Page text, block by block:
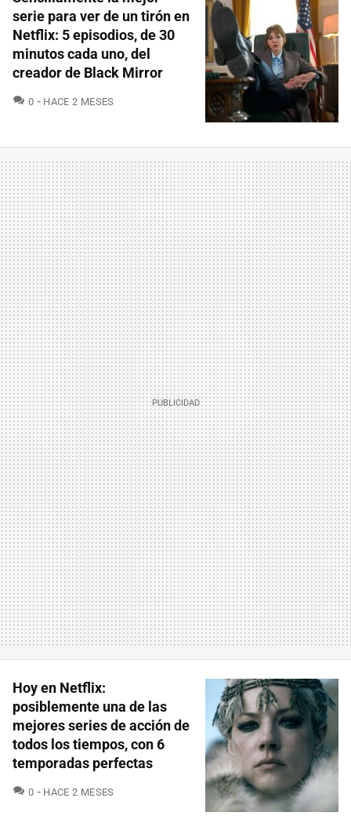
serie para ver de un tirón en
Netflix: 5 episodios, de 30
minutos cada uno, del
creador de Black Mirror
0 COMENTARIOS
HACE 2 MESES
Hoy en Netflix:
posiblemente una de las
mejores series de acción de
todos los tiempos, con 6
temporadas perfectas
0 COMENTARIOS
HACE 2 MESES